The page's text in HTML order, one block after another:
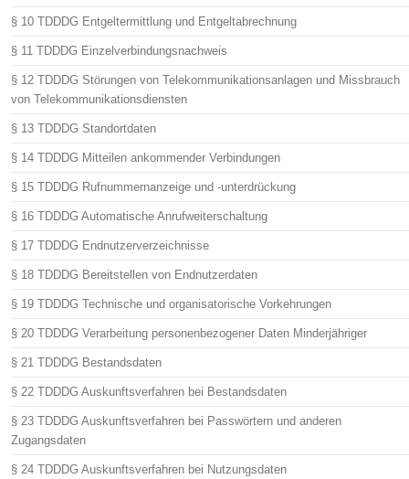
§ 10 TDDDG Entgeltermittlung und Entgeltabrechnung
§ 11 TDDDG Einzelverbindungsnachweis
§ 12 TDDDG Störungen von Telekommunikationsanlagen und Missbrauch
von Telekommunikationsdiensten
§ 13 TDDDG Standortdaten
§ 14 TDDDG Mitteilen ankommender Verbindungen
§ 15 TDDDG Rufnummernanzeige und -unterdrückung
§ 16 TDDDG Automatische Anrufweiterschaltung
§ 17 TDDDG Endnutzerverzeichnisse
§ 18 TDDDG Bereitstellen von Endnutzerdaten
§ 19 TDDDG Technische und organisatorische Vorkehrungen
§ 20 TDDDG Verarbeitung personenbezogener Daten Minderjähriger
§ 21 TDDDG Bestandsdaten
§ 22 TDDDG Auskunftsverfahren bei Bestandsdaten
§ 23 TDDDG Auskunftsverfahren bei Passwörtern und anderen
Zugangsdaten
§ 24 TDDDG Auskunftsverfahren bei Nutzungsdaten